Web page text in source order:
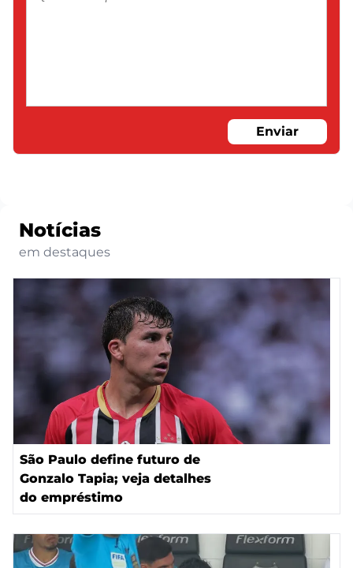
Enviar
Notícias
em destaques
São Paulo define futuro de
Gonzalo Tapia; veja detalhes
do empréstimo